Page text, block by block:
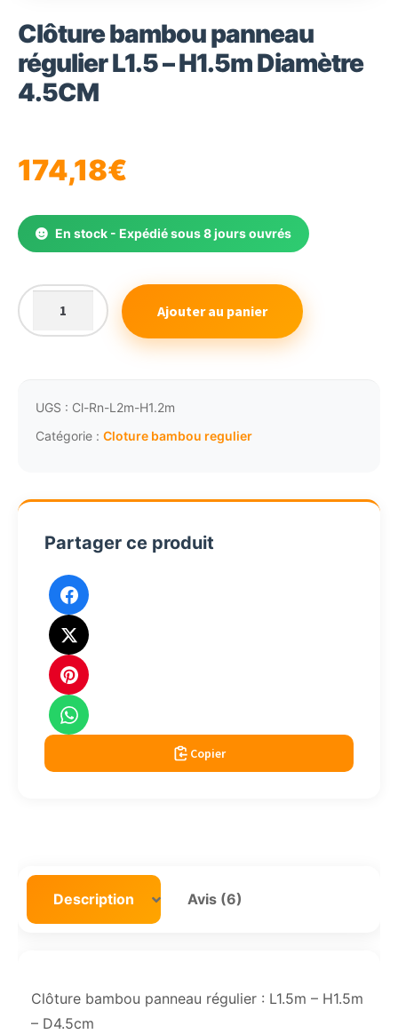
Clôture bambou panneau
régulier L1.5 – H1.5m Diamètre
4.5CM
174,18€
En stock - Expédié sous 8 jours ouvrés
quantité
de
panneau
régulier
H1.5m
4.5CM
Ajouter au panier
UGS : Cl-Rn-L2m-H1.2m
Catégorie : Cloture bambou regulier
Partager ce produit
Copier
Description Avis (6)
Clôture bambou panneau régulier : L1.5m – H1.5m
– D4.5cm